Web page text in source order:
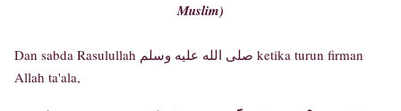
Muslim)
Dan sabda Rasulullah صلى الله عليه وسلم ketika turun firman
Allah ta'ala,